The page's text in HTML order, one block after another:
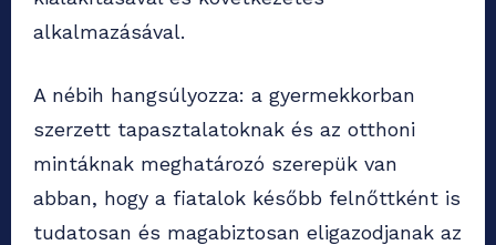
alkalmazásával.
A nébih hangsúlyozza: a gyermekkorban
szerzett tapasztalatoknak és az otthoni
mintáknak meghatározó szerepük van
abban, hogy a fiatalok később felnőttként is
tudatosan és magabiztosan eligazodjanak az